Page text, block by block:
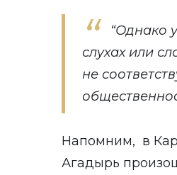
“Однако
слухах или
не
Напомним, в
Агадырь